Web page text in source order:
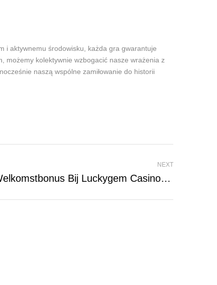
i aktywnemu środowisku, każda gra gwarantuje
możemy kolektywnie wzbogacić nasze wrażenia z
naszą wspólne zamiłowanie do historii
NEXT
Haal Het Meeste Uit Je Welkomstbonus Bij Luckygem Casino In Nederland.